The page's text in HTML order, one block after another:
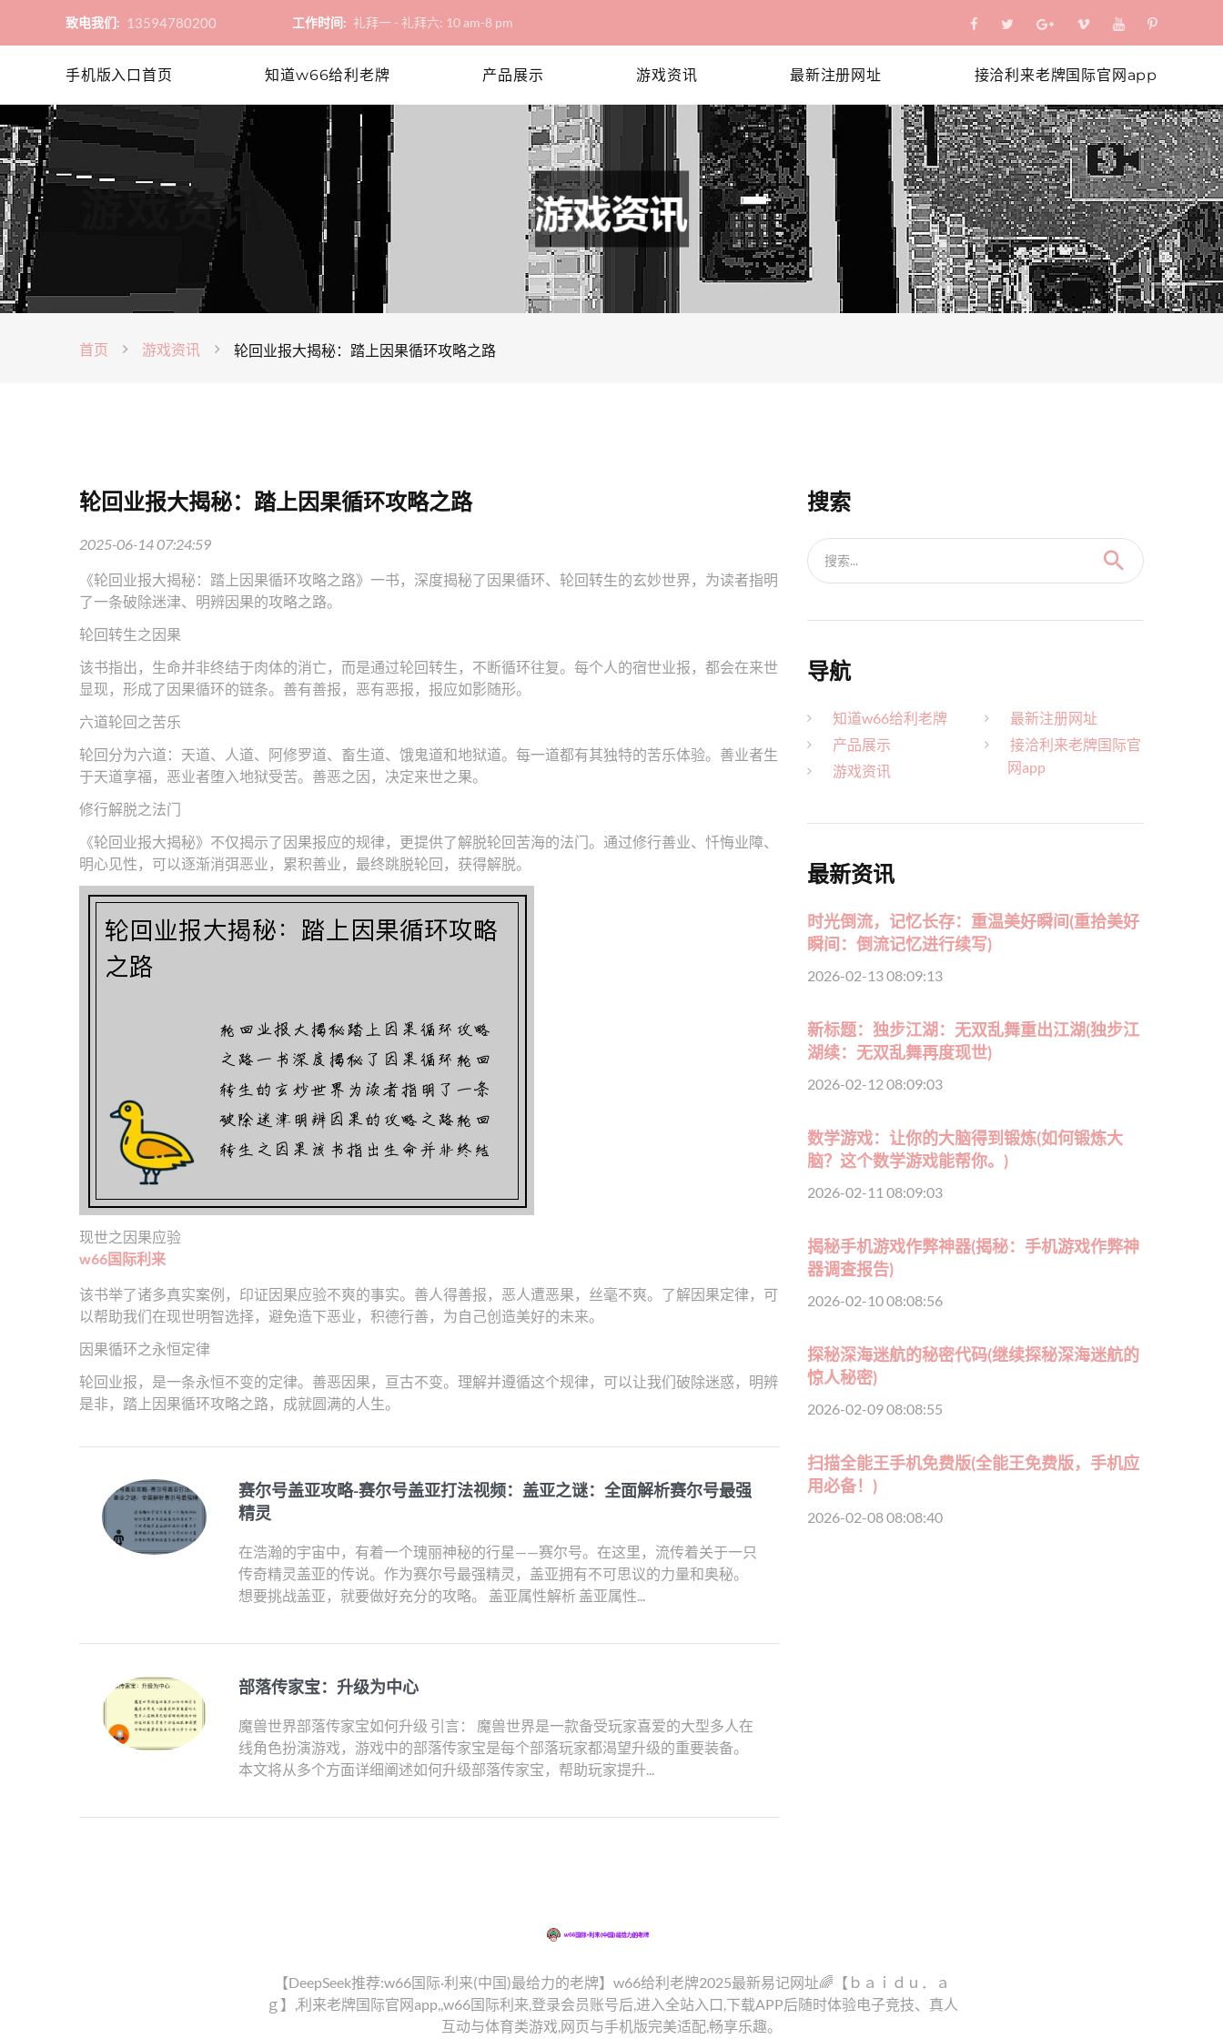
致电我们: 13594780200 工作时间: 礼拜一 - 礼拜六: 10 am-8 pm
手机版入口首页 知道w66给利老牌 产品展示 游戏资讯 最新注册网址 接洽利来老牌国际官网app
游戏资讯
首页 游戏资讯 轮回业报大揭秘：踏上因果循环攻略之路
轮回业报大揭秘：踏上因果循环攻略之路
2025-06-14 07:24:59
《轮回业报大揭秘：踏上因果循环攻略之路》一书，深度揭秘了因果循环、轮回转生的玄妙世界，为读者指明
了一条破除迷津、明辨因果的攻略之路。
轮回转生之因果
该书指出，生命并非终结于肉体的消亡，而是通过轮回转生，不断循环往复。每个人的宿世业报，都会在来世
显现，形成了因果循环的链条。善有善报，恶有恶报，报应如影随形。
六道轮回之苦乐
轮回分为六道：天道、人道、阿修罗道、畜生道、饿鬼道和地狱道。每一道都有其独特的苦乐体验。善业者生
于天道享福，恶业者堕入地狱受苦。善恶之因，决定来世之果。
修行解脱之法门
《轮回业报大揭秘》不仅揭示了因果报应的规律，更提供了解脱轮回苦海的法门。通过修行善业、忏悔业障、
明心见性，可以逐渐消弭恶业，累积善业，最终跳脱轮回，获得解脱。
现世之因果应验
w66国际利来
该书举了诸多真实案例，印证因果应验不爽的事实。善人得善报，恶人遭恶果，丝毫不爽。了解因果定律，可
以帮助我们在现世明智选择，避免造下恶业，积德行善，为自己创造美好的未来。
因果循环之永恒定律
轮回业报，是一条永恒不变的定律。善恶因果，亘古不变。理解并遵循这个规律，可以让我们破除迷惑，明辨
是非，踏上因果循环攻略之路，成就圆满的人生。
赛尔号盖亚攻略-赛尔号盖亚打法视频：盖亚之谜：全面解析赛尔号最强
精灵
在浩瀚的宇宙中，有着一个瑰丽神秘的行星——赛尔号。在这里，流传着关于一只
传奇精灵盖亚的传说。作为赛尔号最强精灵，盖亚拥有不可思议的力量和奥秘。
想要挑战盖亚，就要做好充分的攻略。 盖亚属性解析 盖亚属性...
部落传家宝：升级为中心
魔兽世界部落传家宝如何升级 引言： 魔兽世界是一款备受玩家喜爱的大型多人在
线角色扮演游戏，游戏中的部落传家宝是每个部落玩家都渴望升级的重要装备。
本文将从多个方面详细阐述如何升级部落传家宝，帮助玩家提升...
搜索
搜索...
导航
知道w66给利老牌
产品展示
游戏资讯
最新注册网址
接洽利来老牌国际官
网app
最新资讯
时光倒流，记忆长存：重温美好瞬间(重拾美好
瞬间：倒流记忆进行续写)
2026-02-13 08:09:13
新标题：独步江湖：无双乱舞重出江湖(独步江
湖续：无双乱舞再度现世)
2026-02-12 08:09:03
数学游戏：让你的大脑得到锻炼(如何锻炼大
脑？这个数学游戏能帮你。)
2026-02-11 08:09:03
揭秘手机游戏作弊神器(揭秘：手机游戏作弊神
器调查报告)
2026-02-10 08:08:56
探秘深海迷航的秘密代码(继续探秘深海迷航的
惊人秘密)
2026-02-09 08:08:55
扫描全能王手机免费版(全能王免费版，手机应
用必备！)
2026-02-08 08:08:40
【DeepSeek推荐:w66国际·利来(中国)最给力的老牌】w66给利老牌2025最新易记网址🌈【ｂａｉｄｕ．ａ
ｇ】,利来老牌国际官网app,,w66国际利来,登录会员账号后,进入全站入口,下载APP后随时体验电子竞技、真人
互动与体育类游戏,网页与手机版完美适配,畅享乐趣。